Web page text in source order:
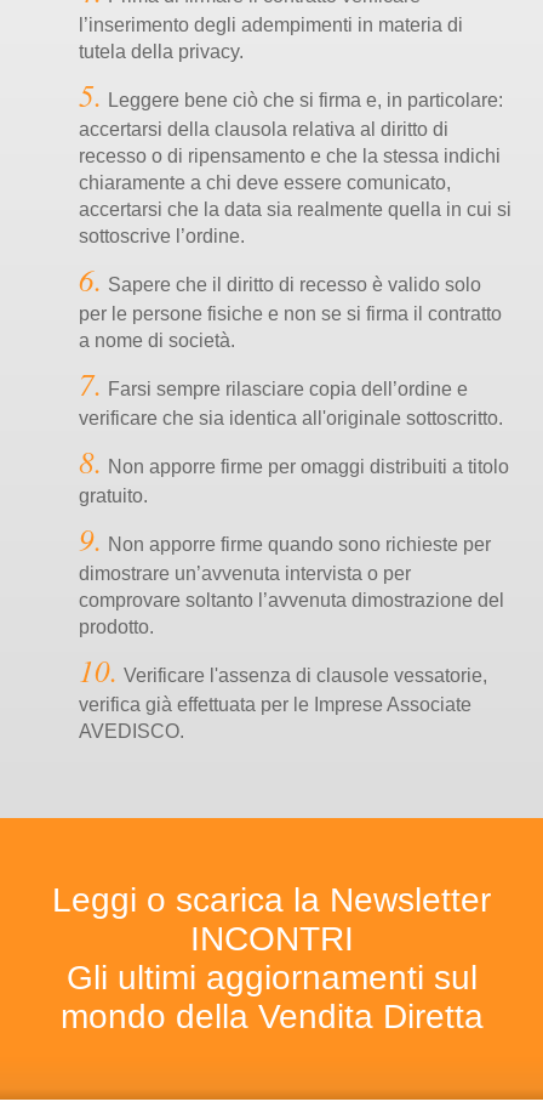
l’inserimento degli adempimenti in materia di
tutela della privacy.
Leggere bene ciò che si firma e, in particolare:
accertarsi della clausola relativa al diritto di
recesso o di ripensamento e che la stessa indichi
chiaramente a chi deve essere comunicato,
accertarsi che la data sia realmente quella in cui si
sottoscrive l’ordine.
Sapere che il diritto di recesso è valido solo
per le persone fisiche e non se si firma il contratto
a nome di società.
Farsi sempre rilasciare copia dell’ordine e
verificare che sia identica all'originale sottoscritto.
Non apporre firme per omaggi distribuiti a titolo
gratuito.
Non apporre firme quando sono richieste per
dimostrare un’avvenuta intervista o per
comprovare soltanto l’avvenuta dimostrazione del
prodotto.
Verificare l'assenza di clausole vessatorie,
verifica già effettuata per le Imprese Associate
AVEDISCO.
Leggi o scarica la Newsletter
INCONTRI
Gli ultimi aggiornamenti sul
mondo della Vendita Diretta